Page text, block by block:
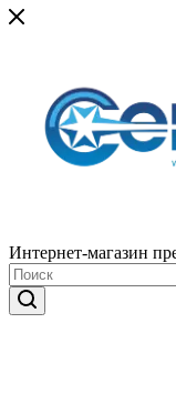
Интернет-магазин